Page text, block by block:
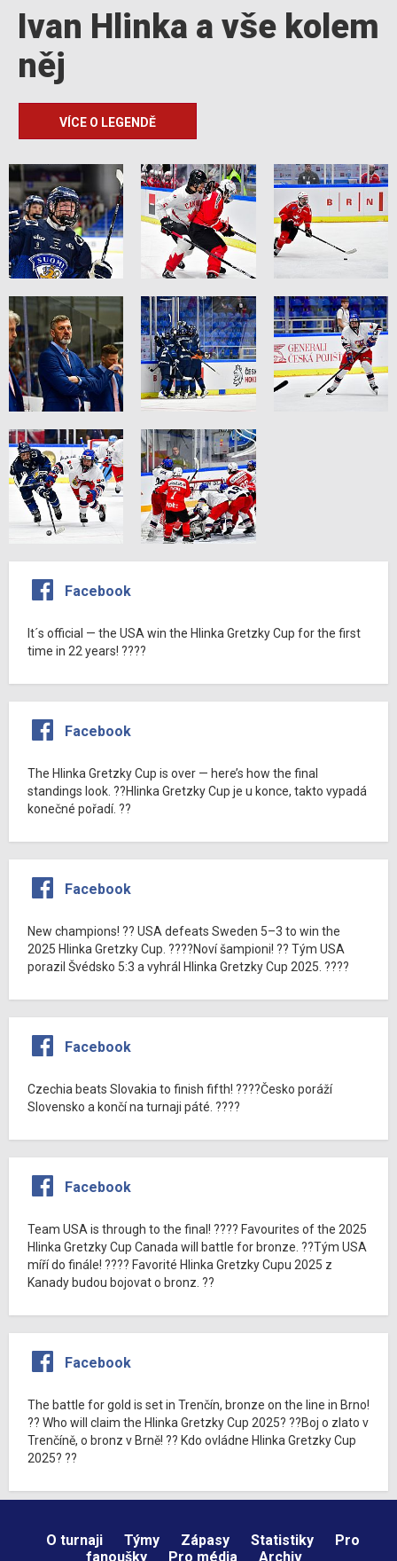
Ivan Hlinka a vše kolem
něj
VÍCE O LEGENDĚ
Facebook
It´s official — the USA win the Hlinka Gretzky Cup for the first
time in 22 years! ????
Facebook
The Hlinka Gretzky Cup is over — here’s how the final
standings look. ??Hlinka Gretzky Cup je u konce, takto vypadá
konečné pořadí. ??
Facebook
New champions! ?? USA defeats Sweden 5–3 to win the
2025 Hlinka Gretzky Cup. ????Noví šampioni! ?? Tým USA
porazil Švédsko 5:3 a vyhrál Hlinka Gretzky Cup 2025. ????
Facebook
Czechia beats Slovakia to finish fifth! ????Česko poráží
Slovensko a končí na turnaji páté. ????
Facebook
Team USA is through to the final! ???? Favourites of the 2025
Hlinka Gretzky Cup Canada will battle for bronze. ??Tým USA
míří do finále! ???? Favorité Hlinka Gretzky Cupu 2025 z
Kanady budou bojovat o bronz. ??
Facebook
The battle for gold is set in Trenčín, bronze on the line in Brno!
?? Who will claim the Hlinka Gretzky Cup 2025? ??Boj o zlato v
Trenčíně, o bronz v Brně! ?? Kdo ovládne Hlinka Gretzky Cup
2025? ??
O turnaji Týmy Zápasy Statistiky
Pro
fanoušky
Pro média Archiv